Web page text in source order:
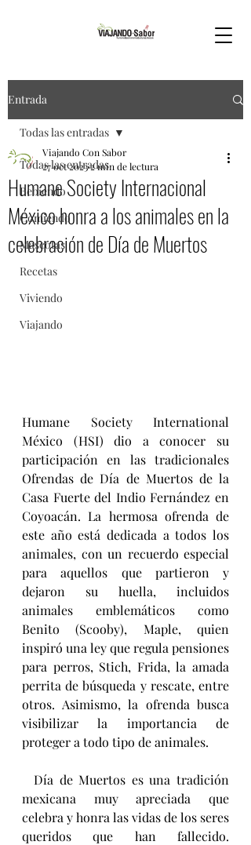
Entrada
Todas las entradas
Bebiendo
Comiendo
Mascotas
Recetas
Viviendo
Viajando
Todas las entradas
Humane Society Internacional
México honra a los animales en la
celebración de Día de Muertos
Viajando Con Sabor
27 oct 20232 min de lectura
Humane Society International
México (HSI) dio a conocer su
participación en las tradicionales
Ofrendas de Día de Muertos de la
Casa Fuerte del Indio Fernández en
Coyoacán. La hermosa ofrenda de
este año está dedicada a todos los
animales, con un recuerdo especial
para aquellos que partieron y
dejaron su huella, incluidos
animales emblemáticos como
Benito (Scooby), Maple, quien
inspiró una ley que regula pensiones
para perros, Stich, Frida, la amada
perrita de búsqueda y rescate, entre
otros. Asimismo, la ofrenda busca
visibilizar la importancia de
proteger a todo tipo de animales.
  Día de Muertos es una tradición
mexicana muy apreciada que
celebra y honra las vidas de los seres
queridos que han fallecido.